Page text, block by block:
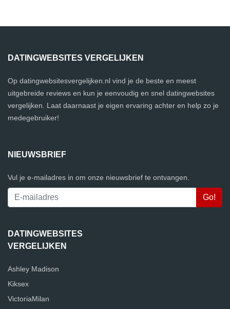
DATINGWEBSITES VERGELIJKEN
Op datingwebsitesvergelijken.nl vind je de beste en meest
uitgebreide reviews en kun je eenvoudig en snel datingwebsites
vergelijken. Laat daarnaast je eigen ervaring achter en help zo je
medegebruiker!
NIEUWSBRIEF
Vul je e-mailadres in om onze nieuwsbrief te ontvangen.
DATINGWEBSITES
VERGELIJKEN
Ashley Madison
Kiksex
VictoriaMilan